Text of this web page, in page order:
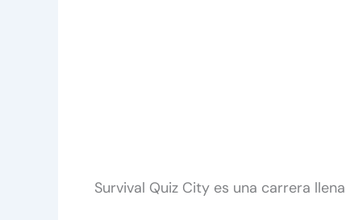
Survival Quiz City es una carrera